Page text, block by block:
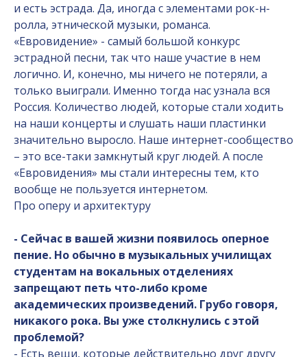
и есть эстрада. Да, иногда с элементами рок-н-
ролла, этнической музыки, романса.
«Евровидение» - самый большой конкурс
эстрадной песни, так что наше участие в нем
логично. И, конечно, мы ничего не потеряли, а
только выиграли. Именно тогда нас узнала вся
Россия. Количество людей, которые стали ходить
на наши концерты и слушать наши пластинки
значительно выросло. Наше интернет-сообщество
– это все-таки замкнутый круг людей. А после
«Евровидения» мы стали интересны тем, кто
вообще не пользуется интернетом.
Про оперу и архитектуру
- Сейчас в вашей жизни появилось оперное
пение. Но обычно в музыкальных училищах
студентам на вокальных отделениях
запрещают петь что-либо кроме
академических произведений. Грубо говоря,
никакого рока. Вы уже столкнулись с этой
проблемой?
- Есть вещи, которые действительно друг другу